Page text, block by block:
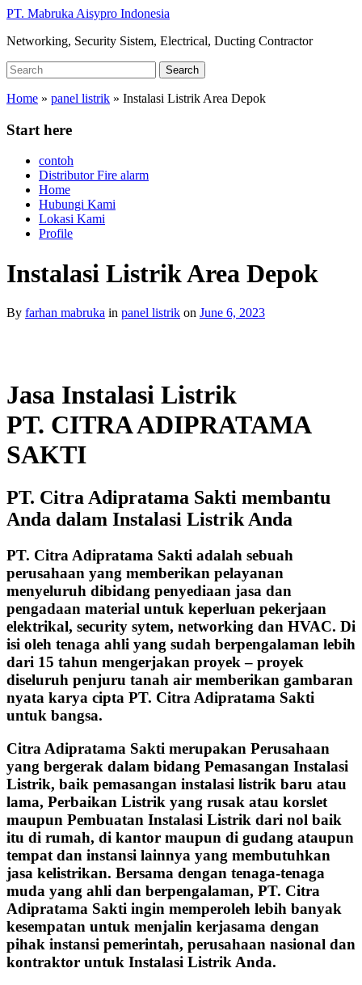
Skip
main
PT. Mabruka Aisypro Indonesia
Networking, Security Sistem, Electrical, Ducting Contractor
Search
for:
Search
Home » panel listrik » Instalasi Listrik Area Depok
Start here
contoh
Distributor Fire alarm
Home
Hubungi Kami
Lokasi Kami
Profile
Instalasi Listrik Area Depok
By farhan mabruka in panel listrik on June 6, 2023
Jasa Instalasi Listrik
PT. CITRA ADIPRATAMA
SAKTI
PT. Citra Adipratama Sakti membantu
Anda dalam Instalasi Listrik Anda
PT. Citra Adipratama Sakti adalah sebuah
perusahaan yang memberikan pelayanan
menyeluruh dibidang penyediaan jasa dan
pengadaan material untuk keperluan pekerjaan
elektrikal, security sytem, networking dan HVAC. Di
isi oleh tenaga ahli yang sudah berpengalaman lebih
dari 15 tahun mengerjakan proyek – proyek
diseluruh penjuru tanah air memberikan gambaran
nyata karya cipta PT. Citra Adipratama Sakti
untuk bangsa.
Citra Adipratama Sakti merupakan Perusahaan
yang bergerak dalam bidang Pemasangan Instalasi
Listrik, baik pemasangan instalasi listrik baru atau
lama, Perbaikan Listrik yang rusak atau korslet
maupun Pembuatan Instalasi Listrik dari nol baik
itu di rumah, di kantor maupun di gudang ataupun
tempat dan instansi lainnya yang membutuhkan
jasa kelistrikan. Bersama dengan tenaga-tenaga
muda yang ahli dan berpengalaman, PT. Citra
Adipratama Sakti ingin memperoleh lebih banyak
kesempatan untuk menjalin kerjasama dengan
pihak instansi pemerintah, perusahaan nasional dan
kontraktor untuk Instalasi Listrik Anda.